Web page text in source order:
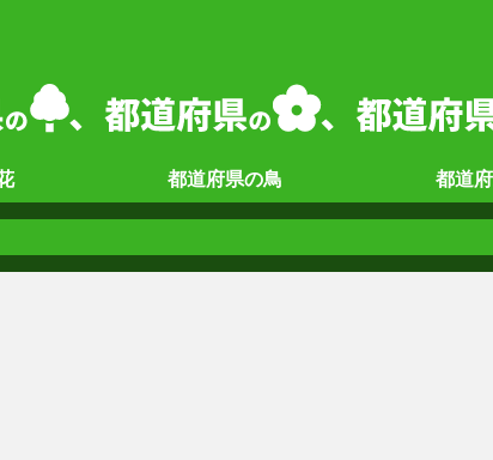
都道府県の鳥 都道